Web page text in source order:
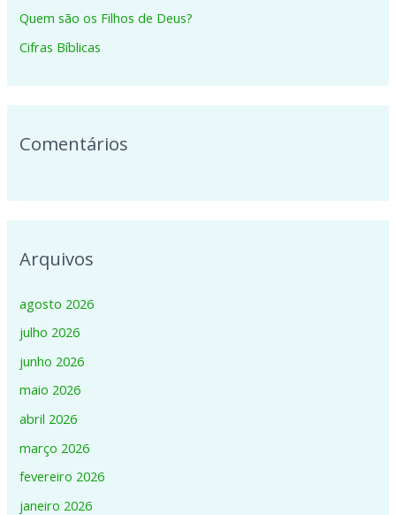
p
o
Quem são os Filhos de Deus?
Cifras Bíblicas
Comentários
Arquivos
agosto 2026
julho 2026
junho 2026
maio 2026
abril 2026
março 2026
fevereiro 2026
janeiro 2026